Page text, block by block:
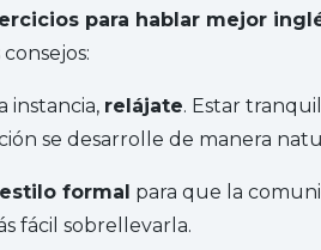
para hablar mejor
instancia, relájate. Estar
se desarrolle de manera
estilo formal para que la
fácil sobrellevarla.